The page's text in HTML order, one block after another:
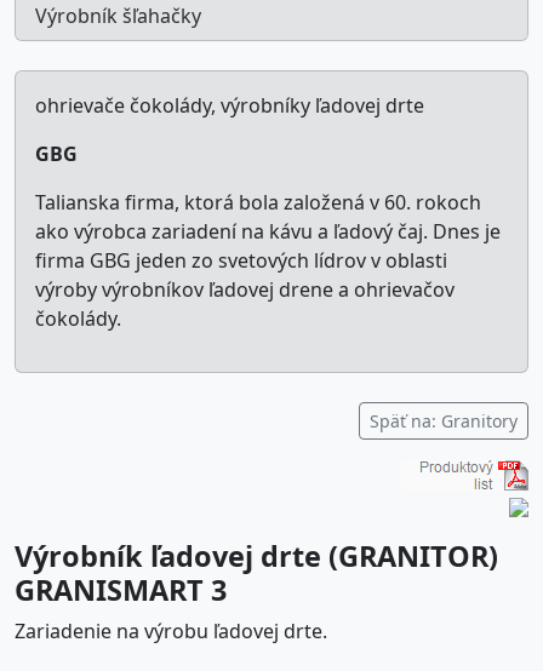
Výrobník šľahačky
ohrievače čokolády, výrobníky ľadovej drte
GBG
Talianska firma, ktorá bola založená v 60. rokoch
ako výrobca zariadení na kávu a ľadový čaj. Dnes je
firma GBG jeden zo svetových lídrov v oblasti
výroby výrobníkov ľadovej drene a ohrievačov
čokolády.
Výrobník ľadovej drte (GRANITOR)
GRANISMART 3
Zariadenie na výrobu ľadovej drte.
Späť na: Granitory